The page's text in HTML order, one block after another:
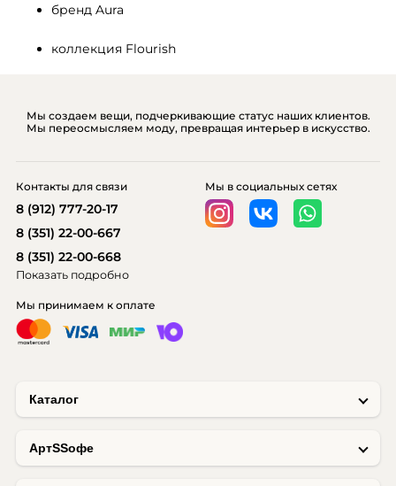
бренд Aura
коллекция Flourish
Мы создаем вещи, подчеркивающие статус наших клиентов.
Мы переосмысляем моду, превращая интерьер в искусство.
Каталог
AртSSофе
Мы принимаем к оплате
Мы в социальных сетях
Контакты для связи
8 (912) 777-20-17
8 (351) 22-00-667
8 (351) 22-00-668
Показать подробно